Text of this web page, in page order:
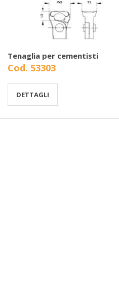
Tenaglia per cementisti
Cod. 53303
DETTAGLI